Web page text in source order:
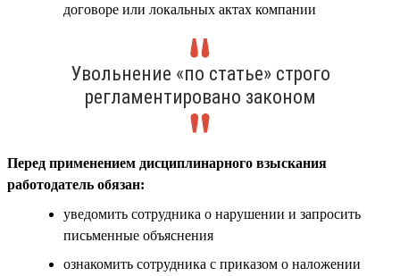
договоре или локальных актах компании
Увольнение «по статье» строго
регламентировано законом
Перед применением дисциплинарного взыскания
работодатель обязан:
уведомить сотрудника о нарушении и запросить
письменные объяснения
ознакомить сотрудника с приказом о наложении